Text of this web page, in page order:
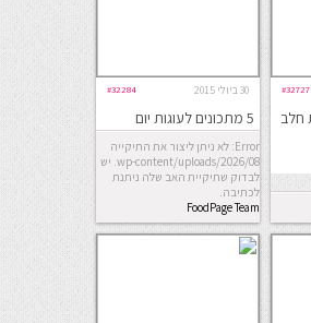
#32727
חלב
30 ביולי 2015 #32284
5 מתכונים לעוגות יום
הולדת מושלמות
Error: לא ניתן ליצור את התיקייה
wp-content/uploads/2026/08. יש
לבדוק שתיקיית האב שלה ניתנת
לכתיבה.
FoodPage Team